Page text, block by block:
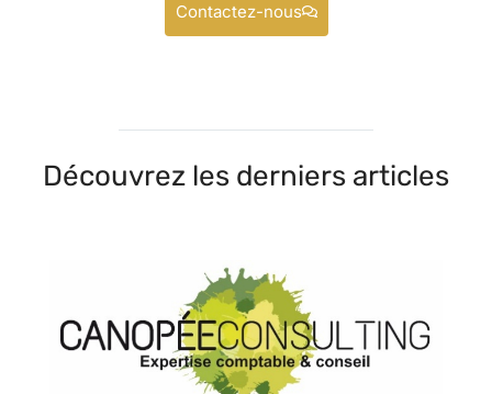
Contactez-nous
Découvrez les derniers articles